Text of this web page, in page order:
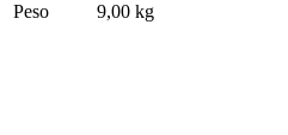
Peso
9,00 kg